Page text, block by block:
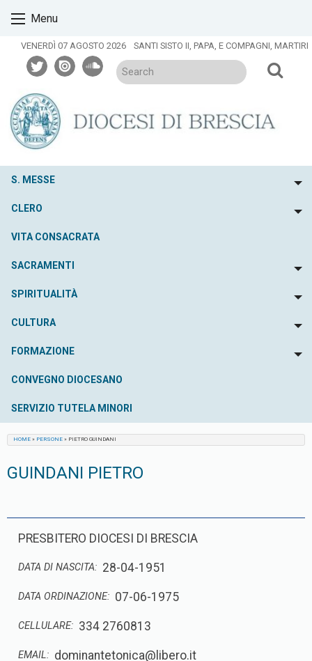
content
Menu
VENERDÌ 07 AGOSTO 2026 SANTI SISTO II, PAPA, E COMPAGNI, MARTIRI
twitterissuusoundcloud
S. MESSE
CLERO
VITA CONSACRATA
SACRAMENTI
SPIRITUALITÀ
CULTURA
FORMAZIONE
CONVEGNO DIOCESANO
SERVIZIO TUTELA MINORI
HOME » PERSONE » PIETRO GUINDANI
GUINDANI PIETRO
PRESBITERO DIOCESI DI BRESCIA
DATA DI NASCITA: 28-04-1951
DATA ORDINAZIONE: 07-06-1975
CELLULARE: 334 2760813
EMAIL: dominantetonica@libero.it